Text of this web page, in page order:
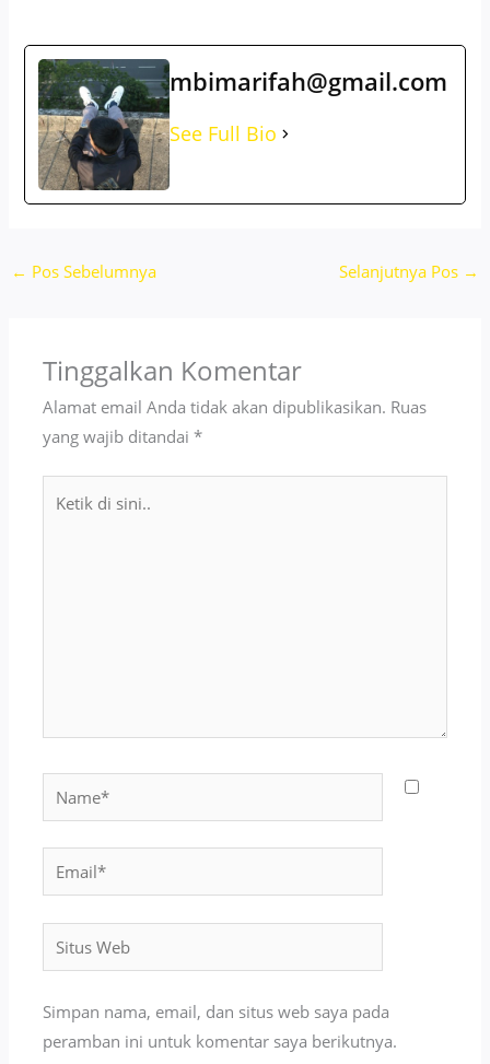
mbimarifah@gmail.com
See Full Bio
← Pos Sebelumnya Selanjutnya Pos →
Tinggalkan Komentar
Alamat email Anda tidak akan dipublikasikan. Ruas
yang wajib ditandai*
Email*
Web
Simpan nama, email, dan situs web saya pada
peramban ini untuk komentar saya berikutnya.